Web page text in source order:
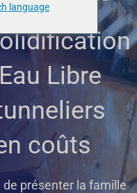
Libre
coûts
présenter la famille
language